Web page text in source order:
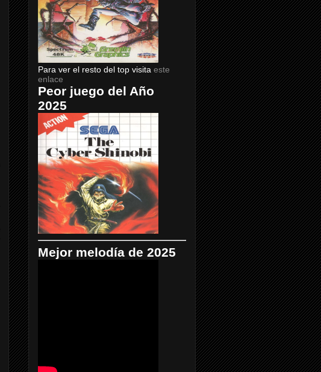
Para ver el resto del top visita este
enlace
Peor juego del Año
2025
Mejor melodía de 2025